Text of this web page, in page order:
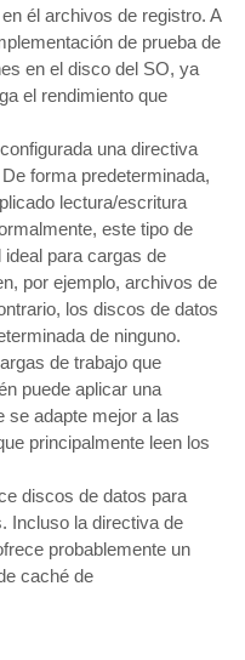
él archivos de registro. A
de prueba de
en el disco del SO, ya
el rendimiento que
una directiva
forma predeterminada,
lectura/escritura
este tipo de
para cargas de
por ejemplo, archivos de
los discos de datos
de ninguno.
de trabajo que
puede aplicar una
se adapte mejor a las
principalmente leen los
discos de datos para
Incluso la directiva de
probablemente un
caché de